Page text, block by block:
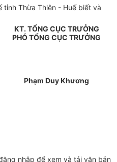
tỉnh Thừa Thiên - Huế biết và
KT. TỔNG CỤC TRƯỞNG
PHÓ TỔNG CỤC TRƯỞNG
Phạm Duy Khương
nhập để xem và tải văn bản